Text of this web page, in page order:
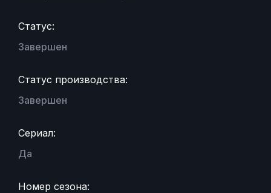
Статус:
Завершен
Статус производства:
Завершен
Сериал:
Да
Номер сезона: